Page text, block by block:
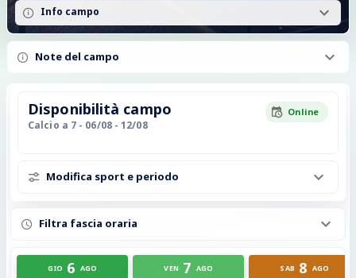
Info campo
Note del campo
Disponibilità campo
Calcio a 7 - 06/08 - 12/08
Online
Modifica sport e periodo
Filtra fascia oraria
GIO 6 AGO VEN 7 AGO SAB 8 AGO